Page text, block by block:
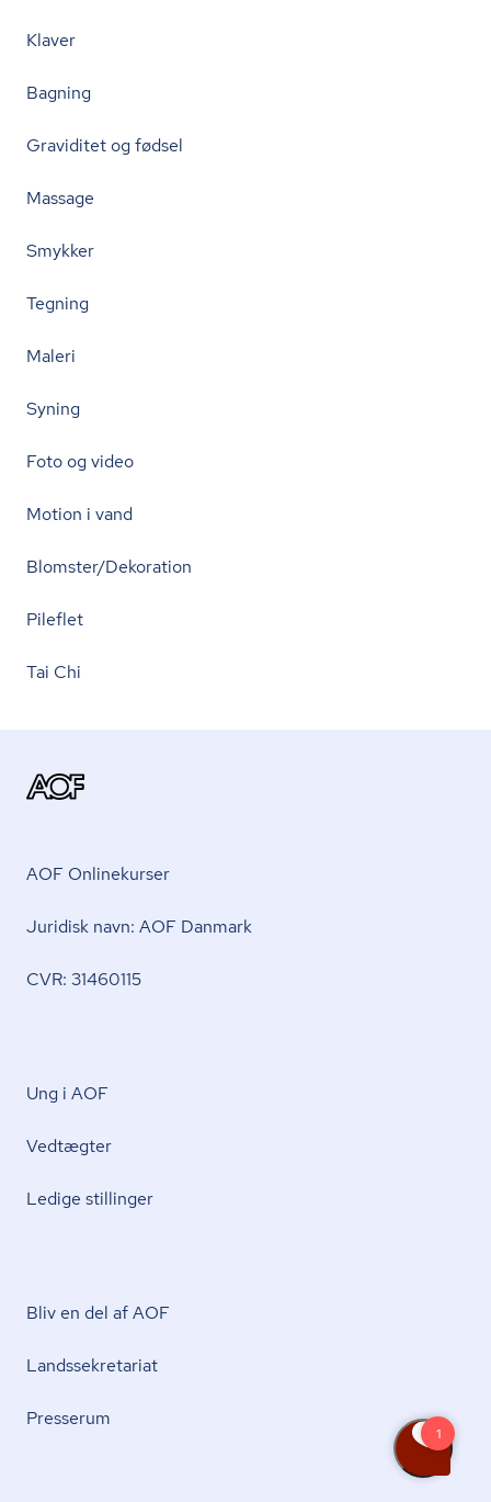
Klaver
Bagning
Graviditet og fødsel
Massage
Smykker
Tegning
Maleri
Syning
Foto og video
Motion i vand
Blomster/Dekoration
Pileflet
Tai Chi
AOF Onlinekurser
Juridisk navn: AOF Danmark
CVR: 31460115
Ung i AOF
Vedtægter
Ledige stillinger
Bliv en del af AOF
Lands­se­kre­ta­ri­at
Presserum